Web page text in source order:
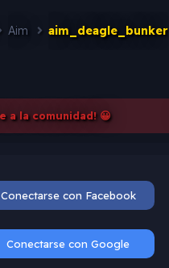
Aim aim_deagle_bunker
a la comunidad! 😀
Conectarse con Facebook
Conectarse con Google